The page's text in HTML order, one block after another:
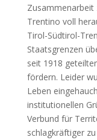
Zusammenarbeit
Trentino voll
Tirol-Südtirol-
Staatsgrenzen
seit 1918
fördern. Leider
Leben
institutionellen
Verbund für
schlagkräftiger